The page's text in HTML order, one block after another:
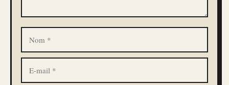
NOM
E-
MAIL